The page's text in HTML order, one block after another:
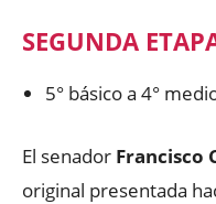
SEGUNDA
5° básico a 4°
El senador Francisco
original presentada